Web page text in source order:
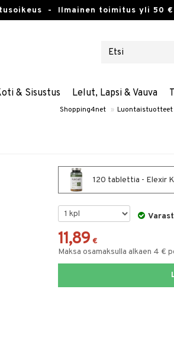
- Ilmainen toimitus yli 50 €
& Sisustus Lelut, Lapsi & Vauva
Shopping4net » Luontaistuotteet
120 tablettia - Elexir
11,89 €
Maksa osamaksulla alkaen 4 €